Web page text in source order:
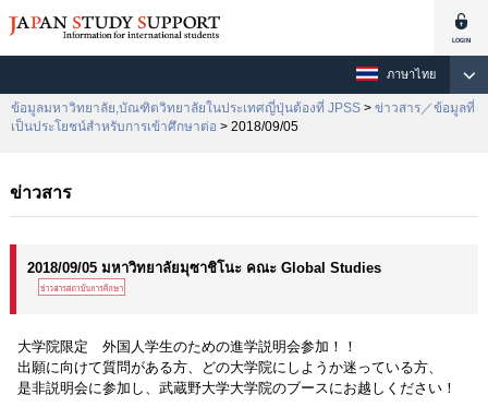
ภาษาไทย
ข้อมูลมหาวิทยาลัย,บัณฑิตวิทยาลัยในประเทศญี่ปุ่นต้องที่ JPSS > ข่าวสาร／ข้อมูลที่
เป็นประโยชน์สำหรับการเข้าศึกษาต่อ > 2018/09/05
ข่าวสาร
2018/09/05 มหาวิทยาลัยมุซาชิโนะ คณะ Global Studies
大学院限定 外国人学生のための進学説明会参加！！
出願に向けて質問がある方、どの大学院にしようか迷っている方、
是非説明会に参加し、武蔵野大学大学院のブースにお越しください！